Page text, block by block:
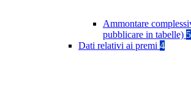
Ammontare
pubblicare in tabelle) 5
Dati relativi ai premi 4